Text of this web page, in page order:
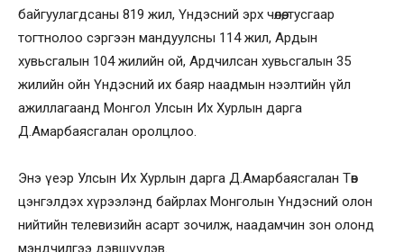
байгуулагдсаны 819 жил, Үндэсний эрх чөлөө, тусгаар
тогтнолоо сэргээн мандуулсны 114 жил, Ардын
хувьсгалын 104 жилийн ой, Ардчилсан хувьсгалын 35
жилийн ойн Үндэсний их баяр наадмын нээлтийн үйл
ажиллагаанд Монгол Улсын Их Хурлын дарга
Д.Амарбаясгалан оролцлоо.
Энэ үеэр Улсын Их Хурлын дарга Д.Амарбаясгалан Төв
цэнгэлдэх хүрээлэнд байрлах Монголын Үндэсний олон
нийтийн телевизийн асарт зочилж, наадамчин зон олонд